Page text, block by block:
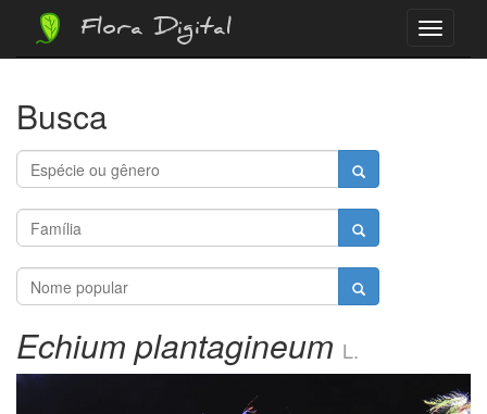
Menu
Flora Digital
Busca
Echium plantagineum L.